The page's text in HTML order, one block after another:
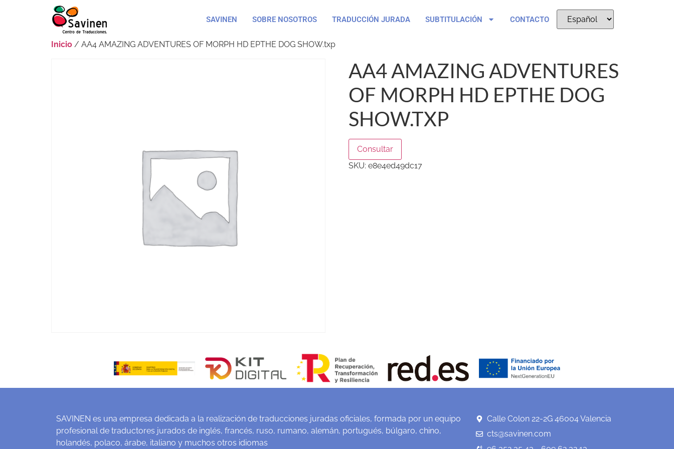
SAVINEN SOBRE NOSOTROS TRADUCCIÓN JURADA SUBTITULACIÓN CONTACTO
Inicio / AA4 AMAZING ADVENTURES OF MORPH HD EPTHE DOG SHOW.txp
AA4 AMAZING ADVENTURES
OF MORPH HD EPTHE DOG
SHOW.TXP
Consultar
SKU: e8e4ed49dc17
SAVINEN es una empresa dedicada a la realización de traducciones juradas oficiales, formada por un equipo
profesional de traductores jurados de inglés, francés, ruso, rumano, alemán, portugués, búlgaro, chino,
holandés, polaco, árabe, italiano y muchos otros idiomas
Calle Colon 22-2G 46004 Valencia
cts@savinen.com